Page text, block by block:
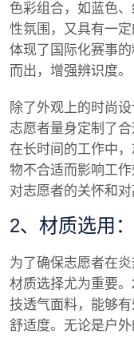
色彩组合，如蓝色
性氛围，又具有一
体现了国际化赛事
而出，增强辨识度。
除了外观上的时尚
志愿者量身定制了
在长时间的工作中
物不合适而影响工
对志愿者的关怀和对
2、材质选用
为了确保志愿者在
材质选择尤为重要
技透气面料，能够
舒适度。无论是户